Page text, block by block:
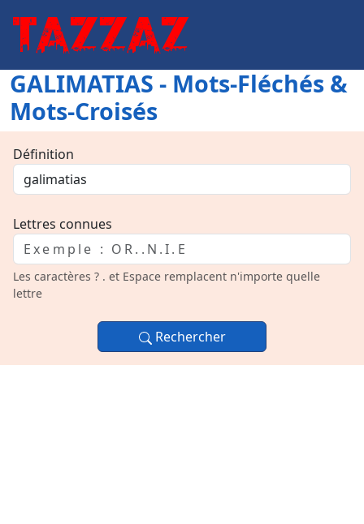
GALIMATIAS - Mots-Fléchés &
Mots-Croisés
Définition
Lettres connues
Les caractères ? . et Espace remplacent n'importe quelle
lettre
Rechercher